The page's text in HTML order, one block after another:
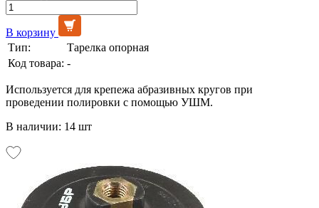
В корзину
Тип:
Тарелка опорная
Код товара: -
Используется для крепежа абразивных кругов при
проведении полировки с помощью УШМ.
В наличии: 14 шт